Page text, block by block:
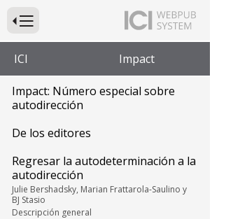
Presione para alternar la navegación principal del sitio web
ICI Impact
Impact: Número especial sobre
autodirección
De los editores
Regresar la autodeterminación a la
autodirección
Julie Bershadsky, Marian Frattarola-Saulino y
BJ Stasio
Descripción general